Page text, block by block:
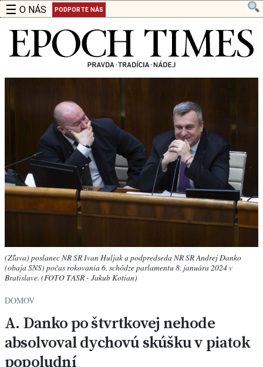
☰ O NÁS PODPORTE NÁS
(Zľava) poslanec NR SR Ivan Huljak a podpredseda NR SR Andrej Danko
(obaja SNS) počas rokovania 6. schôdze parlamentu 8. januára 2024 v
Bratislave. (FOTO TASR - Jakub Kotian)
DOMOV
A. Danko po štvrtkovej nehode
absolvoval dychovú skúšku v piatok
popoludní